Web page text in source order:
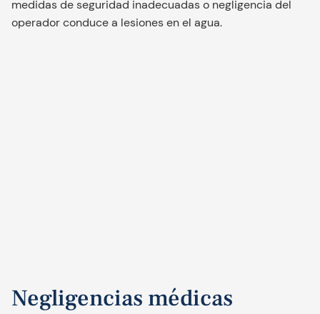
medidas de seguridad inadecuadas o negligencia del
operador conduce a lesiones en el agua.
Negligencias médicas